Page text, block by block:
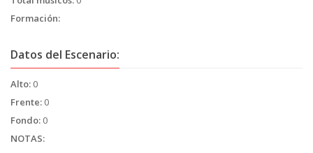
Formación:
Datos del Escenario:
Alto: 0
Frente: 0
Fondo: 0
NOTAS: